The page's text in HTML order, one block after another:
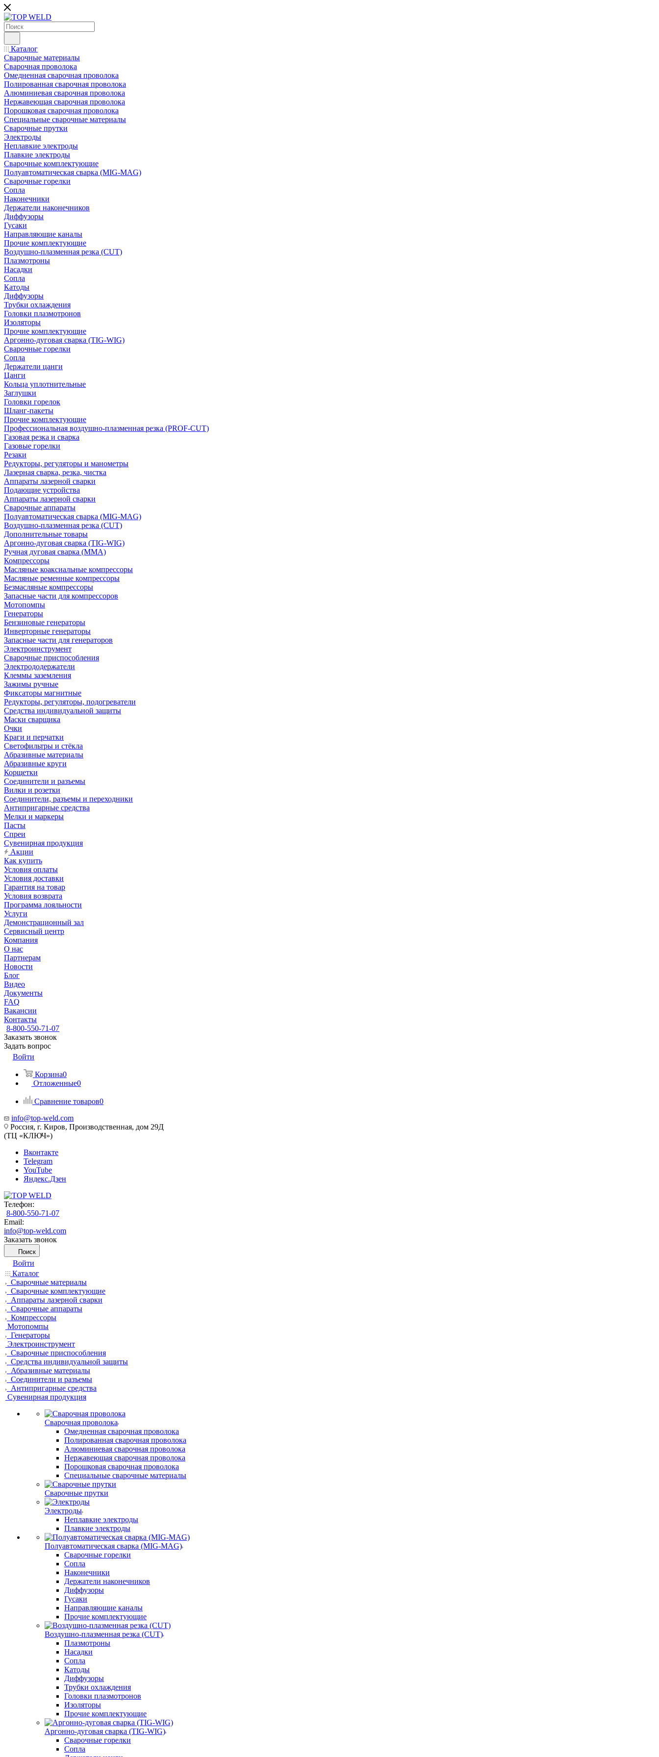
Каталог
Сварочные материалы
Сварочная проволока
Омедненная сварочная проволока
Полированная сварочная проволока
Алюминиевая сварочная проволока
Нержавеющая сварочная проволока
Порошковая сварочная проволока
Специальные сварочные материалы
Сварочные прутки
Электроды
Неплавкие электроды
Плавкие электроды
Сварочные комплектующие
Полуавтоматическая сварка (MIG-MAG)
Сварочные горелки
Сопла
Наконечники
Держатели наконечников
Диффузоры
Гусаки
Направляющие каналы
Прочие комплектующие
Воздушно-плазменная резка (CUT)
Плазмотроны
Насадки
Сопла
Катоды
Диффузоры
Трубки охлаждения
Головки плазмотронов
Изоляторы
Прочие комплектующие
Аргонно-дуговая сварка (TIG-WIG)
Сварочные горелки
Сопла
Держатели цанги
Цанги
Кольца уплотнительные
Заглушки
Головки горелок
Шланг-пакеты
Прочие комплектующие
Профессиональная воздушно-плазменная резка (PROF-CUT)
Газовая резка и сварка
Газовые горелки
Резаки
Редукторы, регуляторы и манометры
Лазерная сварка, резка, чистка
Аппараты лазерной сварки
Подающие устройства
Аппараты лазерной сварки
Сварочные аппараты
Полуавтоматическая сварка (MIG-MAG)
Воздушно-плазменная резка (CUT)
Дополнительные товары
Аргонно-дуговая сварка (TIG-WIG)
Ручная дуговая сварка (MMA)
Компрессоры
Масляные коаксиальные компрессоры
Масляные ременные компрессоры
Безмасляные компрессоры
Запасные части для компрессоров
Мотопомпы
Генераторы
Бензиновые генераторы
Инверторные генераторы
Запасные части для генераторов
Электроинструмент
Сварочные приспособления
Электрододержатели
Клеммы заземления
Зажимы ручные
Фиксаторы магнитные
Редукторы, регуляторы, подогреватели
Средства индивидуальной защиты
Маски сварщика
Очки
Краги и перчатки
Светофильтры и стёкла
Абразивные материалы
Абразивные круги
Корщетки
Соединители и разъемы
Вилки и розетки
Соединители, разъемы и переходники
Антипригарные средства
Мелки и маркеры
Пасты
Спреи
Сувенирная продукция
Акции
Как купить
Условия оплаты
Условия доставки
Гарантия на товар
Условия возврата
Программа лояльности
Услуги
Демонстрационный зал
Сервисный центр
Компания
О нас
Партнерам
Новости
Блог
Видео
Документы
FAQ
Вакансии
Контакты
8-800-550-71-07
Заказать звонок
Задать вопрос
Войти
Корзина0
Отложенные0
Сравнение товаров0
info@top-weld.com
Россия, г. Киров, Производственная, дом 29Д
(ТЦ «КЛЮЧ»)
Вконтакте
Telegram
YouTube
Яндекс.Дзен
Телефон:
8-800-550-71-07
Email:
info@top-weld.com
Заказать звонок
Поиск
Войти
Каталог
Сварочные материалы
Сварочные комплектующие
Аппараты лазерной сварки
Сварочные аппараты
Компрессоры
Мотопомпы
Генераторы
Электроинструмент
Сварочные приспособления
Средства индивидуальной защиты
Абразивные материалы
Соединители и разъемы
Антипригарные средства
Сувенирная продукция
Сварочная проволока
Омедненная сварочная проволока
Полированная сварочная проволока
Алюминиевая сварочная проволока
Нержавеющая сварочная проволока
Порошковая сварочная проволока
Специальные сварочные материалы
Сварочные прутки
Электроды
Неплавкие электроды
Плавкие электроды
Полуавтоматическая сварка (MIG-MAG)
Сварочные горелки
Сопла
Наконечники
Держатели наконечников
Диффузоры
Гусаки
Направляющие каналы
Прочие комплектующие
Воздушно-плазменная резка (CUT)
Плазмотроны
Насадки
Сопла
Катоды
Диффузоры
Трубки охлаждения
Головки плазмотронов
Изоляторы
Прочие комплектующие
Аргонно-дуговая сварка (TIG-WIG)
Сварочные горелки
Сопла